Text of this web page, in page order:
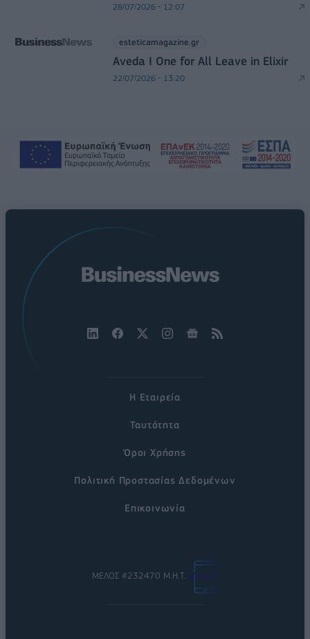
28/07/2026 - 12:07
esteticamagazine.gr
Aveda I One for All Leave in Elixir
22/07/2026 - 13:20
Η Εταιρεία
Ταυτότητα
Όροι Χρήσης
Πολιτική Προστασίας Δεδομένων
Επικοινωνία
ΜΕΛΟΣ #232470 Μ.Η.Τ.